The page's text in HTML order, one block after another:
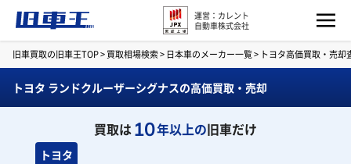
運営：カレント
自動車株式会社
旧車買取の旧車王TOP>買取相場検索> 日本車のメーカー一覧> トヨタ高価買取・売却
トヨタ ランドクルーザーシグナスの高価買取・売却
買取は10年以上の旧車だけ
トヨタ